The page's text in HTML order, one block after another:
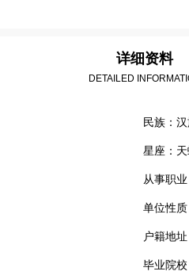
详细资料
DETAILED
民族：
星座：
从事职
单位性
户籍地
毕业院校